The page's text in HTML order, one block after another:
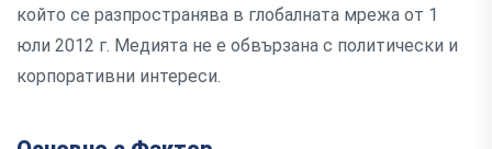
който се разпространява в глобалната мрежа от 1
юли 2012 г. Медията не е обвързана с политически и
корпоративни интереси.